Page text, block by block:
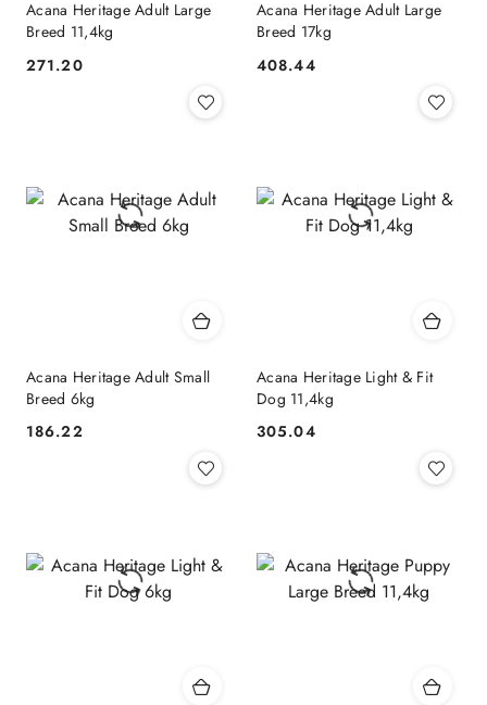
Acana Heritage Adult Large
Breed 11,4kg
Cena:
271.20
Acana Heritage Adult Large
Breed 17kg
Cena:
408.44
Acana Heritage Adult Small
Breed 6kg
Cena:
186.22
Acana Heritage Light & Fit
Dog 11,4kg
Cena:
305.04